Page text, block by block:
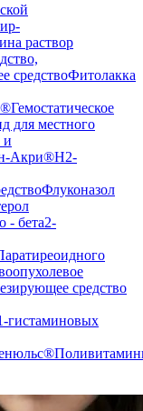
раствор
средствоФитолакка
Гемостатическое
для местного
и
Акри®H2-
Флуконазол
- бета2-
средство
гистаминовых